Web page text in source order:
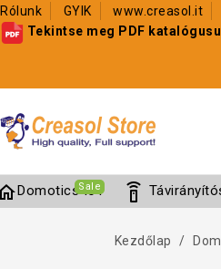
Rólunk GYIK
www.creasol.it
Tekintse meg PDF
Domotics IoT
Sale settings_remote
Kezdőlap